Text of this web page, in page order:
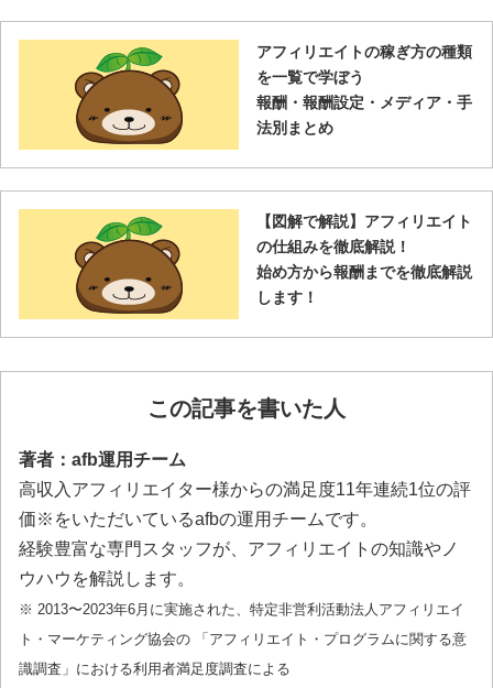
アフィリエイトの稼ぎ方の種類
を一覧で学ぼう
報酬・報酬設定・メディア・手
法別まとめ
【図解で解説】アフィリエイト
の仕組みを徹底解説！
始め方から報酬までを徹底解説
します！
この記事を書いた人
著者：afb運用チーム
高収入アフィリエイター様からの満足度11年連続1位の評
価※をいただいているafbの運用チームです。
経験豊富な専門スタッフが、アフィリエイトの知識やノ
ウハウを解説します。
※ 2013〜2023年6月に実施された、特定非営利活動法人アフィリエイ
ト・マーケティング協会の 「アフィリエイト・プログラムに関する意
識調査」における利用者満足度調査による